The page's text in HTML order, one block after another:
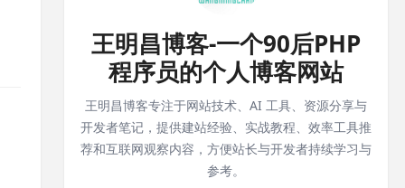
王明昌博客-一个90后PHP
程序员的个人博客网站
王明昌博客专注于网站技术、AI 工具、资源分享与
开发者笔记，提供建站经验、实战教程、效率工具推
荐和互联网观察内容，方便站长与开发者持续学习与
参考。